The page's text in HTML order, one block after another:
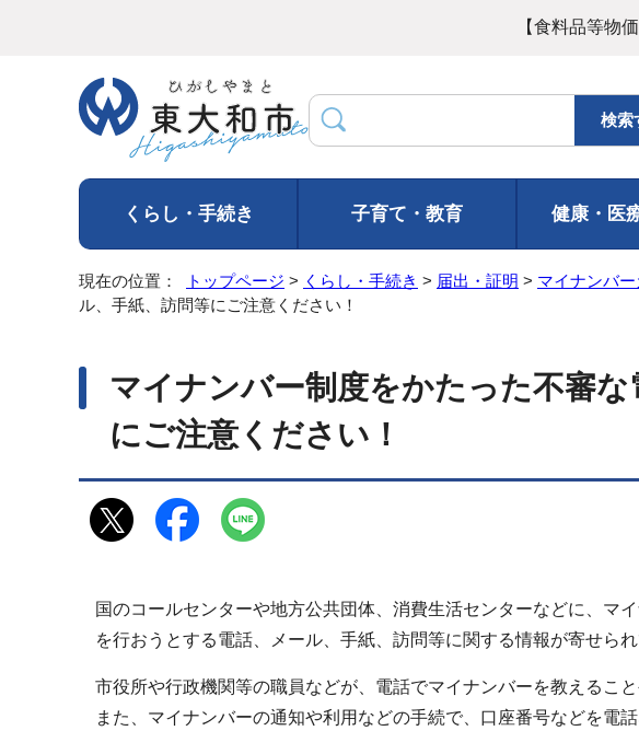
【食料品等物
くらし・手続き 子育て・教育 健康・医
現在の位置： トップページ > くらし・手続き > 届出・証明 > マイナンバー
ル、手紙、訪問等にご注意ください！
マイナンバー制度をかたった不審
にご注意ください！
国のコールセンターや地方公共団体、消費生活センターなどに、マ
を行おうとする電話、メール、手紙、訪問等に関する情報が寄せられ
市役所や行政機関等の職員などが、電話でマイナンバーを教えるこ
また、マイナンバーの通知や利用などの手続で、口座番号などを電